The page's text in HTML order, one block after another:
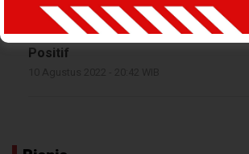
BNN Gelar Tes Urin di Polres
Teluk Bintuni, 13 Anggota
Positif